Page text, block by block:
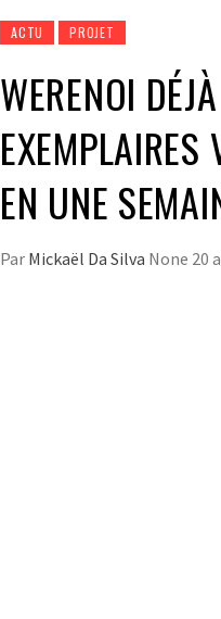
ACTU PROJET
WERENOI
EN UNE
Par Mickaël Da Silva None 20